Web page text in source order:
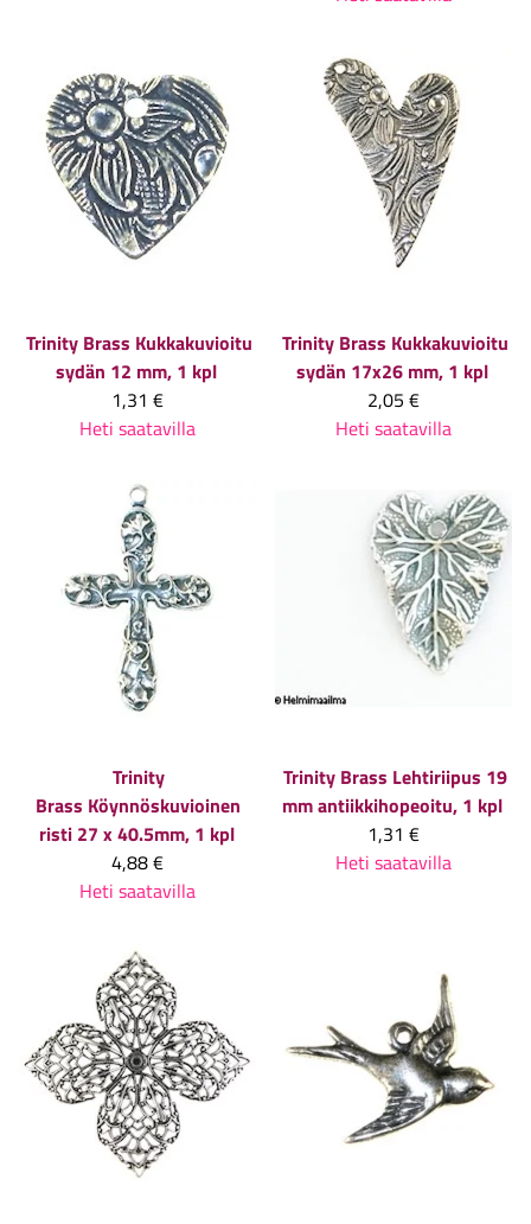
Trinity Brass Kukkakuvioitu
sydän 12 mm, 1 kpl
1,31 €
Heti saatavilla
Trinity Brass Kukkakuvioitu
sydän 17x26 mm, 1 kpl
2,05 €
Heti saatavilla
Trinity
Brass Köynnöskuvioinen
risti 27 x 40.5mm, 1 kpl
4,88 €
Heti saatavilla
Trinity Brass Lehtiriipus 19
mm antiikkihopeoitu, 1 kpl
1,31 €
Heti saatavilla